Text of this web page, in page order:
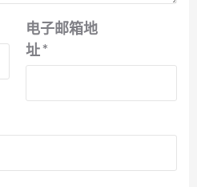
电子邮箱地
址*